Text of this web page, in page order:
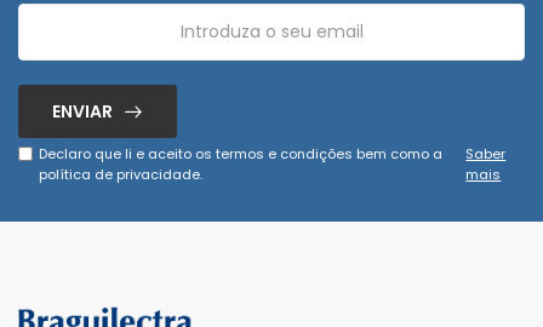
ENVIAR
Declaro que li e aceito os termos e condições bem como a
política de privacidade.
Saber
mais